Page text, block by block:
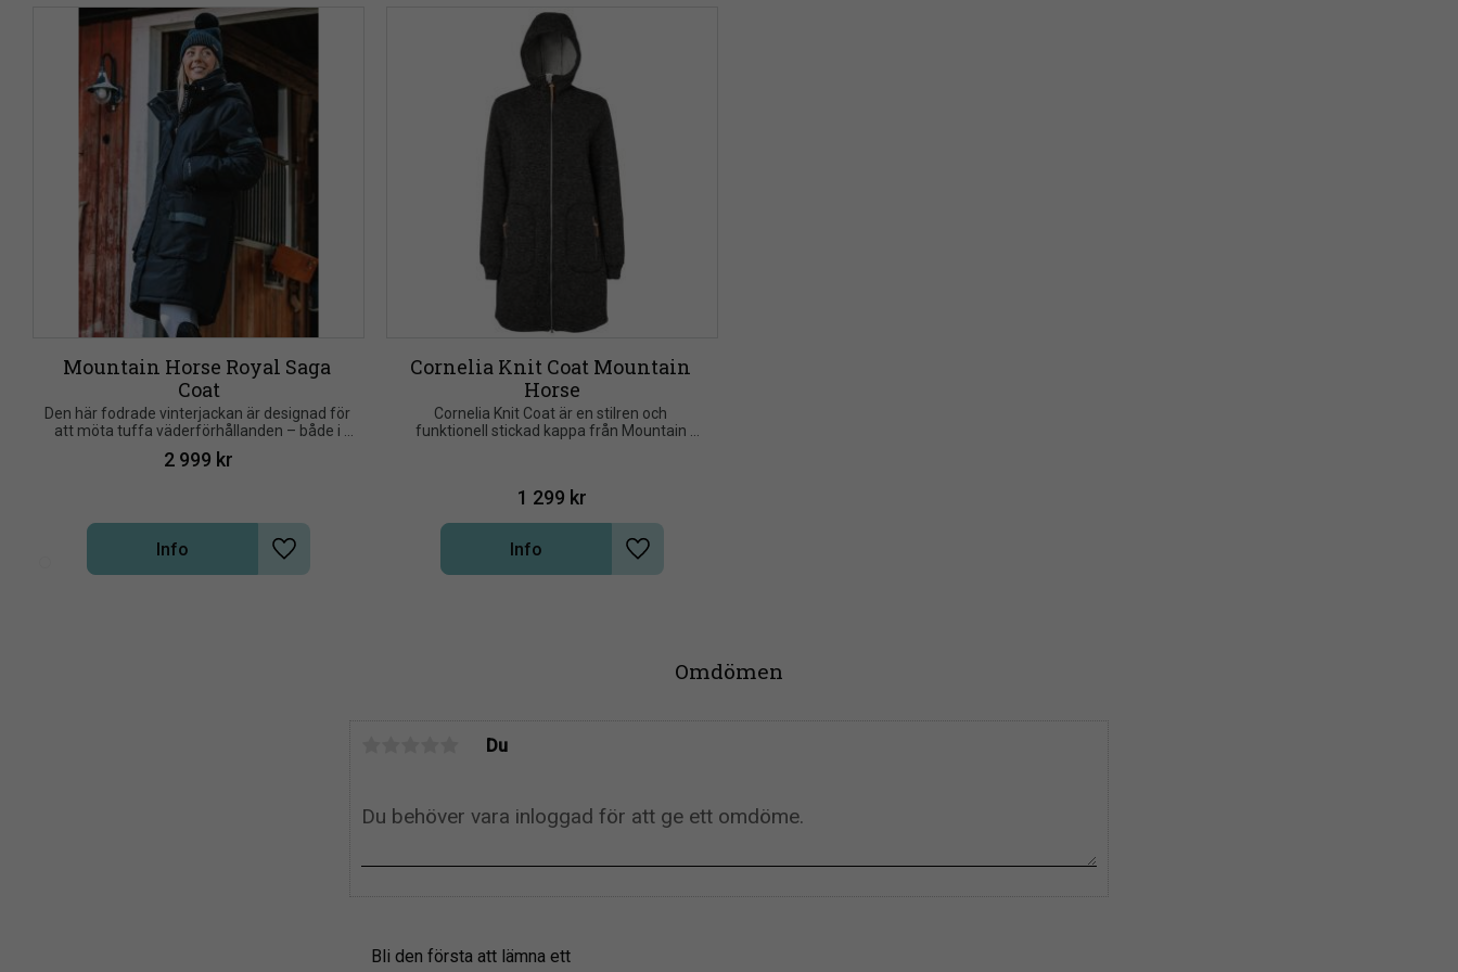
Omdömen
Du
Bli den första att lämna ett
Mountain Horse Royal Saga
Coat
Den här fodrade vinterjackan är designad för
att möta tuffa väderförhållanden – både i
stallet och i vardagen
2 999 kr
Lägg till i önskelista
Info
Cornelia Knit Coat Mountain
Horse
​Cornelia Knit Coat är en stilren och
funktionell stickad kappa från Mountain
1 299 kr
Lägg till i önskelista
Info